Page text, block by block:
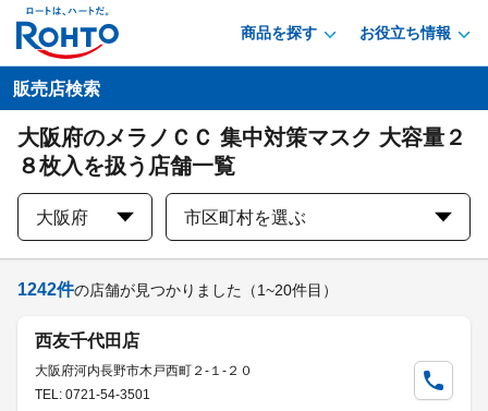
商品を探す お役立ち情報
販売店検索
大阪府のメラノＣＣ 集中対策マスク 大容量２
８枚入を扱う店舗一覧
大阪府 市区町村を選ぶ
1242件の店舗が見つかりました （1~20件目）
西友千代田店
大阪府河内長野市木戸西町２-１-２０
TEL: 0721-54-3501